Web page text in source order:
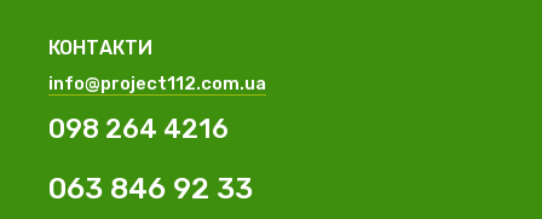
КОНТАКТИ
info@project112.com.ua
098 264 4216
063 846 92 33